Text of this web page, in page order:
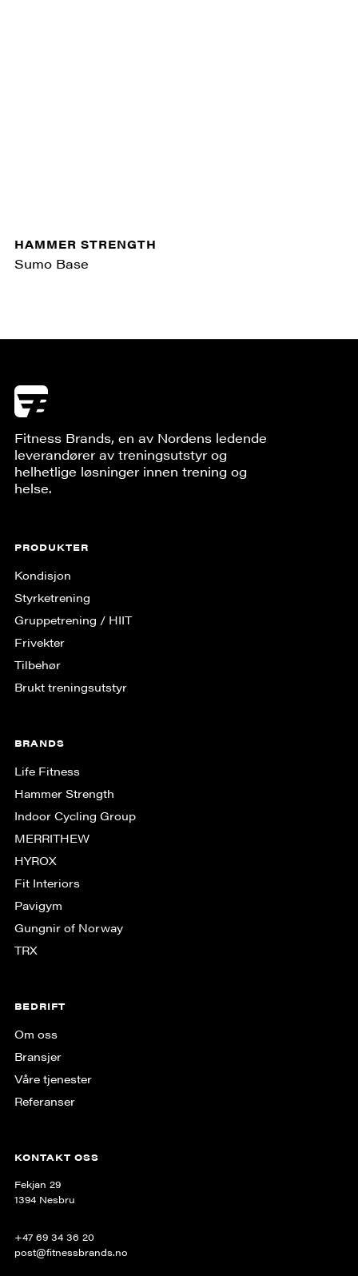
HAMMER STRENGTH
Sumo Base
Fitness Brands, en av Nordens ledende
leverandører av treningsutstyr og
helhetlige løsninger innen trening og
helse.
PRODUKTER
Kondisjon
Styrketrening
Gruppe­trening / HIIT
Frivekter
Tilbehør
Brukt treningsutstyr
BRANDS
Life Fitness
Hammer Strength
Indoor Cycling Group
MERRITHEW
HYROX
Fit Interiors
Pavigym
Gungnir of Norway
TRX
BEDRIFT
Om oss
Bransjer
Våre tjenester
Referanser
KONTAKT OSS
Fekjan 29
1394 Nesbru
+47 69 34 36 20
post@fitnessbrands.no